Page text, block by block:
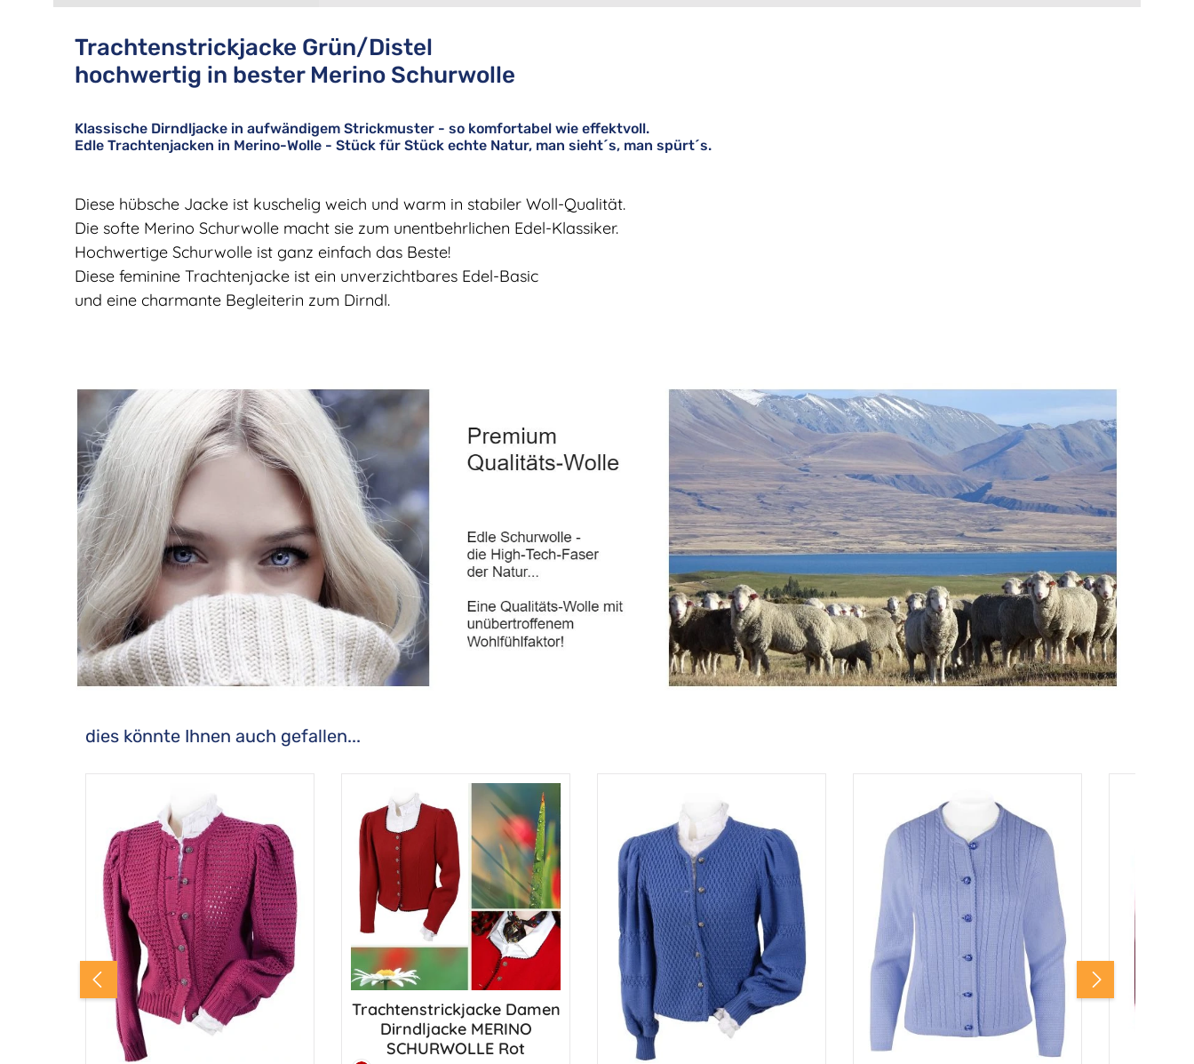
Trachtenstrickjacke Grün/Distel
hochwertig in bester Merino Schurwolle
Klassische Dirndljacke in aufwändigem Strickmuster - so komfortabel wie effektvoll.
Edle Trachtenjacken in Merino-Wolle - Stück für Stück echte Natur, man sieht´s, man spürt´s.
Diese hübsche Jacke ist kuschelig weich und warm in stabiler Woll-Qualität.
Die softe Merino Schurwolle macht sie zum unentbehrlichen Edel-Klassiker.
Hochwertige Schurwolle ist ganz einfach das Beste!
Diese feminine Trachtenjacke ist ein unverzichtbares Edel-Basic
und eine charmante Begleiterin zum Dirndl.
Produktgalerie überspringen
dies könnte Ihnen auch gefallen...
Trachtenstrickjacke Damen
Dirndljacke MERINO
SCHURWOLLE Rot